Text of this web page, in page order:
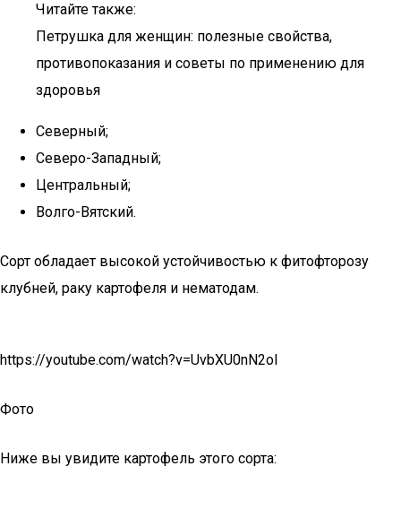
Читайте также:
Петрушка для женщин: полезные свойства,
противопоказания и советы по применению для
здоровья
Северный;
Северо-Западный;
Центральный;
Волго-Вятский.
Сорт обладает высокой устойчивостью к фитофторозу
клубней, раку картофеля и нематодам.
https://youtube.com/watch?v=UvbXU0nN2oI
Фото
Ниже вы увидите картофель этого сорта: